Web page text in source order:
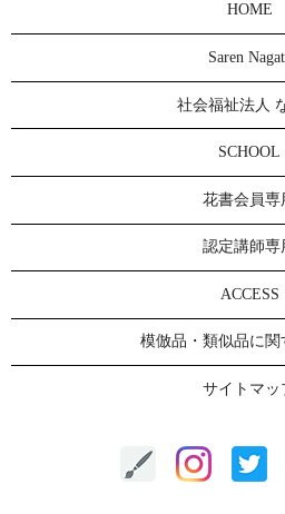
HOME
Saren
社会福祉法人
SCHOOL
花書会員専
認定講師専
ACCESS
模倣品・類似品に関
サイトマッ